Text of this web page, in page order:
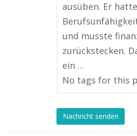
ausüben. Er
und musste
zurückstecken.
ein …
No tags for this
Nachricht senden